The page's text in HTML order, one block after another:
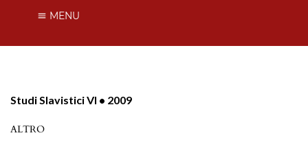
MENU
Studi Slavistici VI • 2009
ALTRO